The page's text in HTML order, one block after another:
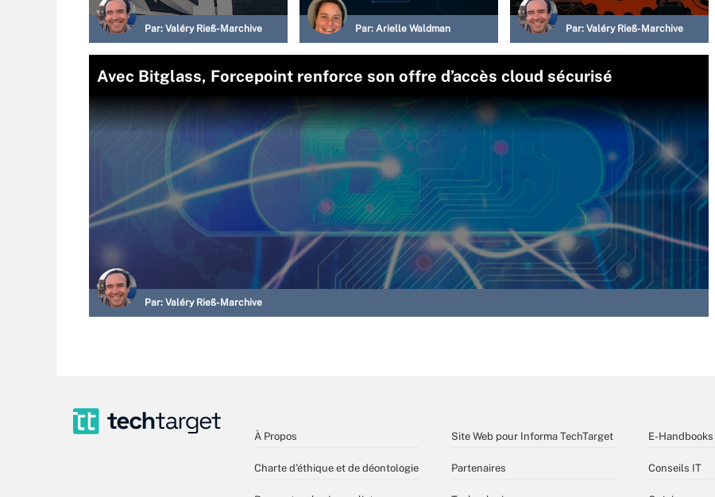
Par: Valéry Rieß-Marchive Par: Arielle Waldman Par: Valéry Rieß-Marchive
Avec Bitglass, Forcepoint renforce son offre d’accès cloud sécurisé
Par: Valéry Rieß-Marchive
À Propos
Charte d’éthique et de déontologie
Site Web pour Informa TechTarget
Partenaires
E-Handbooks
Conseils IT